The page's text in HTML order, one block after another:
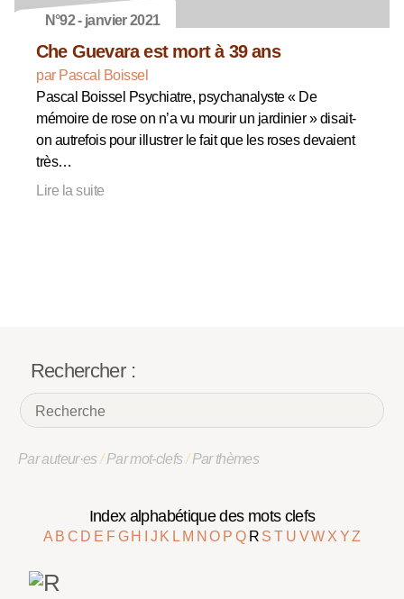
N°92 - janvier 2021
Che Guevara est mort à 39 ans
par Pascal Boissel
Pascal Boissel Psychiatre, psychanalyste « De
mémoire de rose on n’a vu mourir un jardinier » disait-
on autrefois pour illustrer le fait que les roses devaient
très…
Lire la suite
Rechercher :
Par auteur·es/Par mot-clefs/Par thèmes
Index alphabétique des mots clefs
A B C D E F G H J K L M NO P Q R ST U VW X YZ